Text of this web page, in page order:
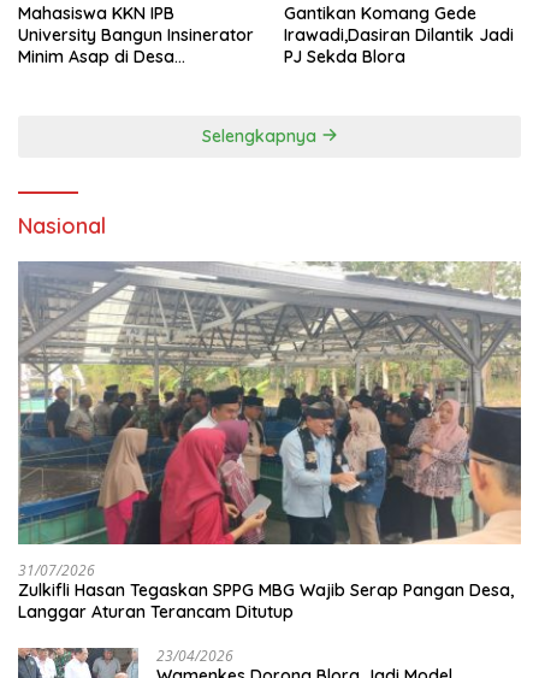
Mahasiswa KKN IPB
University Bangun Insinerator
Minim Asap di Desa
Gantikan Komang Gede
Irawadi,Dasiran Dilantik Jadi
PJ Sekda Blora
Selengkapnya
Nasional
31/07/2026
Zulkifli Hasan Tegaskan SPPG MBG Wajib Serap Pangan Desa,
Langgar Aturan Terancam Ditutup
23/04/2026